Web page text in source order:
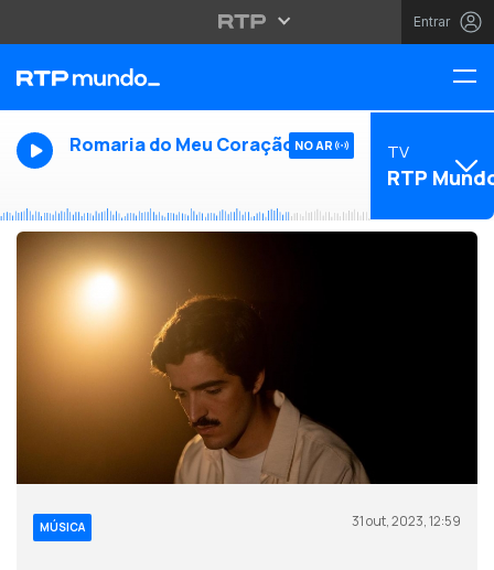
Entrar
Romaria do Meu Coração NO AR TV
RTP
MÚSICA 31 out, 2023, 12:59